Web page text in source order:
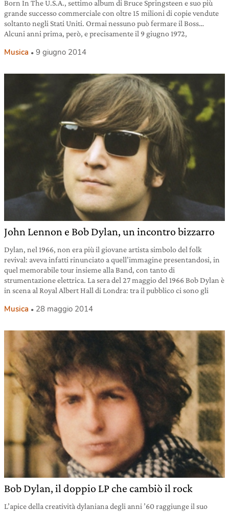
Born In The U.S.A., settimo album di Bruce Springsteen e suo più
grande successo commerciale con oltre 15 milioni di copie vendute
soltanto negli Stati Uniti. Ormai nessuno può fermare il Boss…
Alcuni anni prima, però, e precisamente il 9 giugno 1972,
Musica 9 giugno 2014
John Lennon e Bob Dylan, un incontro bizzarro
Dylan, nel 1966, non era più il giovane artista simbolo del folk
revival: aveva infatti rinunciato a quell’immagine presentandosi, in
quel memorabile tour insieme alla Band, con tanto di
strumentazione elettrica. La sera del 27 maggio del 1966 Bob Dylan è
in scena al Royal Albert Hall di Londra: tra il pubblico ci sono gli
Musica 28 maggio 2014
Bob Dylan, il doppio LP che cambiò il rock
L’apice della creatività dylaniana degli anni ’60 raggiunge il suo